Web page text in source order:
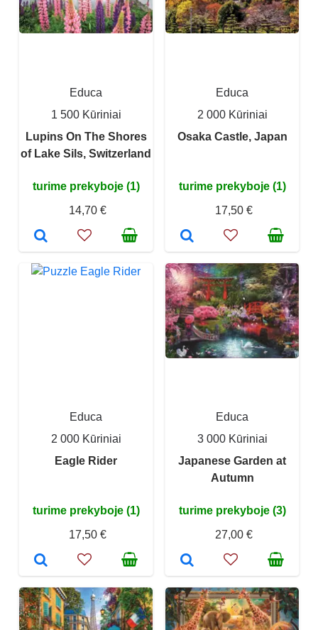
Educa
1 500 Kūriniai
Lupins On The Shores
of Lake Sils, Switzerland
turime prekyboje (1)
14,70 €
Educa
2 000 Kūriniai
Osaka Castle, Japan
turime prekyboje (1)
17,50 €
Educa
2 000 Kūriniai
Eagle Rider
turime prekyboje (1)
17,50 €
Educa
3 000 Kūriniai
Japanese Garden at
Autumn
turime prekyboje (3)
27,00 €